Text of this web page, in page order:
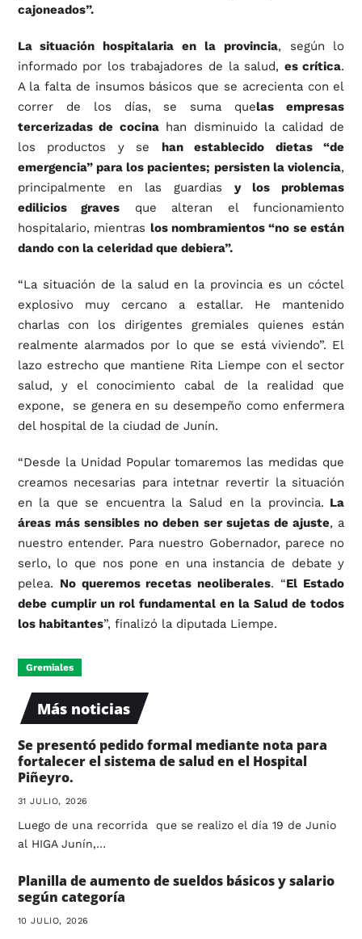
cajoneados”.
La situación hospitalaria en la provincia, según lo
informado por los trabajadores de la salud, es crítica.
A la falta de insumos básicos que se acrecienta con el
correr de los días, se suma quelas empresas
tercerizadas de cocinahan disminuido la calidad de
los productos y se han establecido dietas “de
emergencia” para los pacientes; persisten la violencia,
principalmente en las guardiasy los problemas
edilicios graves que alteran el funcionamiento
hospitalario, mientras los nombramientos “no se están
dando con la celeridad que debiera”.
“La situación de la salud en la provincia es un cóctel
explosivo muy cercano a estallar. He mantenido
charlas con los dirigentes gremiales quienes están
realmente alarmados por lo que se está viviendo”. El
lazo estrecho que mantiene Rita Liempe con el sector
salud, y el conocimiento cabal de la realidad que
expone, se genera en su desempeño como enfermera
del hospital de la ciudad de Junín.
“Desde la Unidad Popular tomaremos las medidas que
creamos necesarias para intetnar revertir la situación
en la que se encuentra la Salud en la provincia. La
áreas más sensibles no deben ser sujetas de ajuste, a
nuestro entender. Para nuestro Gobernador, parece no
serlo, lo que nos pone en una instancia de debate y
pelea. No queremos recetas neoliberales. “El Estado
debe cumplir un rol fundamental en la Salud de todos
los habitantes”, finalizó la diputada Liempe.
Gremiales
Más noticias
Se presentó pedido formal mediante nota para
fortalecer el sistema de salud en el Hospital
Piñeyro.
31 JULIO, 2026
Luego de una recorrida que se realizo el día 19 de Junio
al HIGA Junín,…
Planilla de aumento de sueldos básicos y salario
según categoría
10 JULIO, 2026